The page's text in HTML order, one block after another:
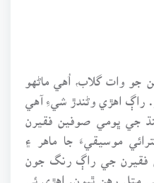
وات گلاب، اُهي ماڻهو
راڳ اهڙي وڻندڙ شيءِ آهي
جي ڀومي صوفين فقيرن
موسيقيءَ جا ماهر ۽
فقيرن جي راڳ رنگ جون
متل رهن ٿيون. اهڙي ئي